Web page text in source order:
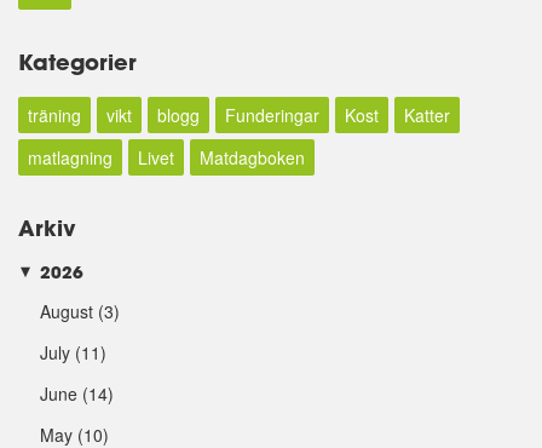
Kategorier
träning vikt blogg Funderingar Kost
Katter
matlagning
Livet Matdagboken
Arkiv
► 2026
August (3)
July (11)
June (14)
May (10)